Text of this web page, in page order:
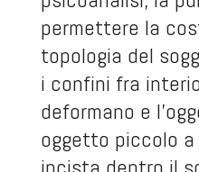
permettere la
topologia del
i confini fra
deformano e
oggetto piccolo